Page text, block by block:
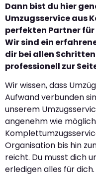
Dann bist du hier
Umzugsservice aus
perfekten Partner
Wir sind ein
dir bei allen
professionell zur
Wir wissen, dass
Aufwand verbunden
unserem
angenehm wie
Organisation bis hin
reicht. Du musst dich
erledigen alles für dich.